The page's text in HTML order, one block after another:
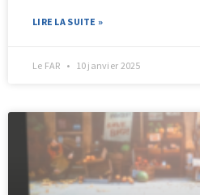
LIRE LA SUITE »
Le FAR 10 janvier 2025